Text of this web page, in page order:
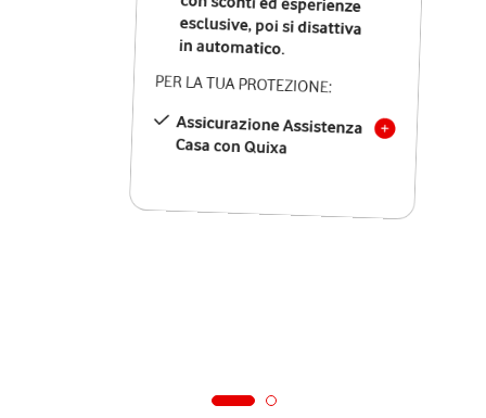
in automatico.
PER LA TUA PROTEZIONE:
Assicurazione Assistenza
Casa con Quixa